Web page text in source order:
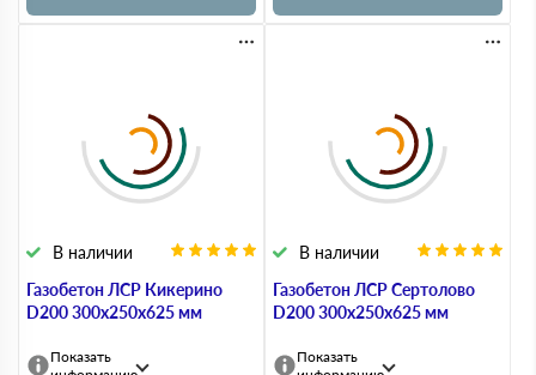
Газобетон ЛСР Кикерино
D200 300х250х625 мм
В наличии
Показать
Газобетон ЛСР Сертолово
D200 300х250х625 мм
В наличии
Показать